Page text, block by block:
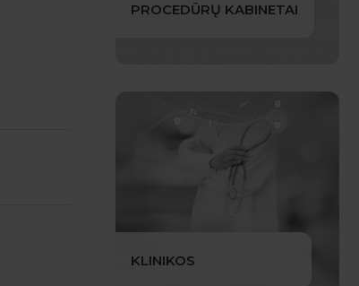
PROCEDŪRŲ KABINETAI
KLINIKOS